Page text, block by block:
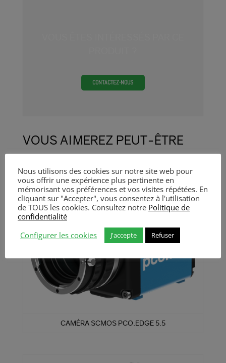
CONTACTEZ-NOUS
VOUS AIMEREZ PEUT-ÊTRE
AUSSI…
CAMÉRA SCMOS PCO.EDGE 5.5
Nous utilisons des cookies sur notre site web pour
vous offrir une expérience plus pertinente en
mémorisant vos préférences et vos visites répétées. En
cliquant sur "Accepter", vous consentez à l'utilisation
de TOUS les cookies. Consultez notre Politique de
confidentialité
Configurer les cookies
J'accepte Refuser